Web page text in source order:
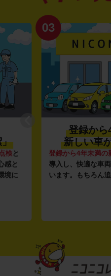
」
検と
感と
境に
03
登録から
新しい車
登録から4年未満の
導入し、快適な車
います。もちろん